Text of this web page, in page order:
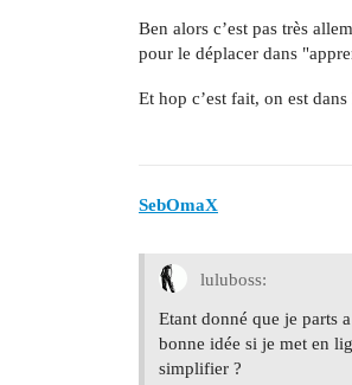
Ben alors c’est pas très
pour le déplacer dans
Et hop c’est fait, on est
SebOmaX
luluboss:
Etant donné que je parts
bonne idée si je met en
simplifier ?